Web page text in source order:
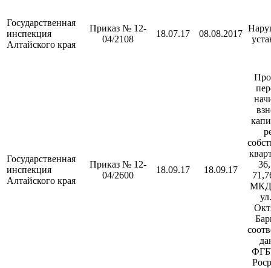
Государственная
инспекция
Алтайского края
Приказ № 12-
04/2108
18.07.17 08.08.2017
Государственная
инспекция
Алтайского края
Приказ № 12-
04/2600
18.09.17 18.09.17
МКД